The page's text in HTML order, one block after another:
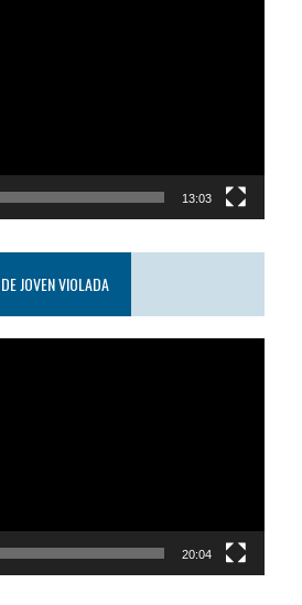
13:03
JOVEN VIOLADA
20:04